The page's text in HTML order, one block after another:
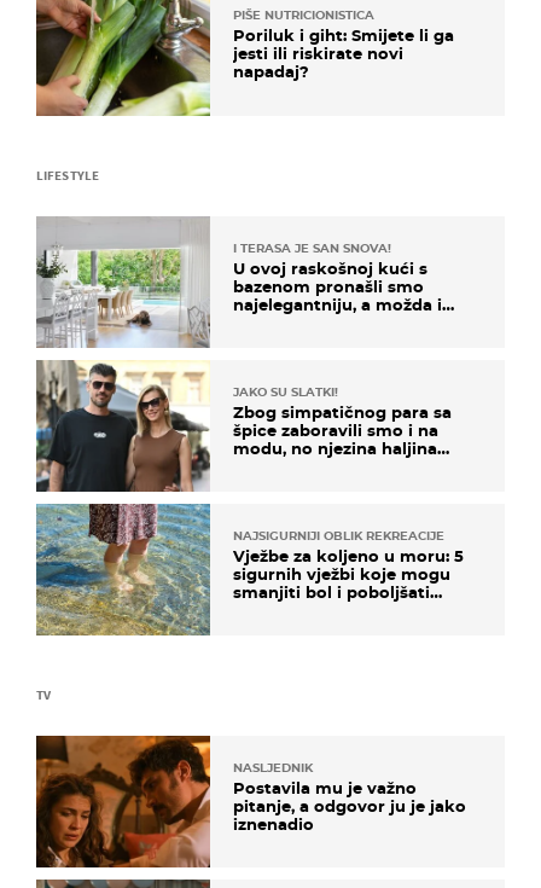
PIŠE NUTRICIONISTICA
Poriluk i giht: Smijete li ga
jesti ili riskirate novi
napadaj?
TV
NASLJEDNIK
Postavila mu je važno
pitanje, a odgovor ju je jako
iznenadio
LIFESTYLE
I TERASA JE SAN SNOVA!
U ovoj raskošnoj kući s
bazenom pronašli smo
najelegantniju, a možda i
JAKO SU SLATKI!
Zbog simpatičnog para sa
špice zaboravili smo i na
modu, no njezina haljina
NAJSIGURNIJI OBLIK REKREACIJE
Vježbe za koljeno u moru: 5
sigurnih vježbi koje mogu
smanjiti bol i poboljšati